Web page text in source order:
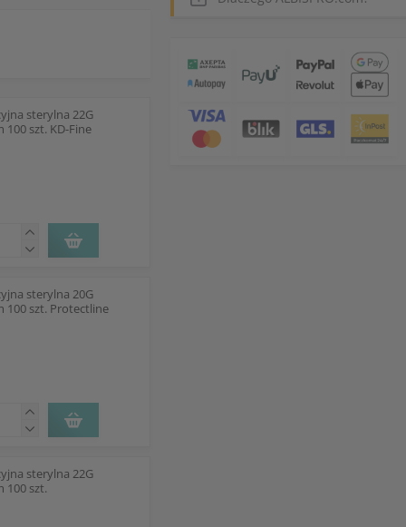
sterylna 22G
100 szt. KD-Fine
sterylna 20G
100 szt. Protectline
sterylna 22G
100 szt.